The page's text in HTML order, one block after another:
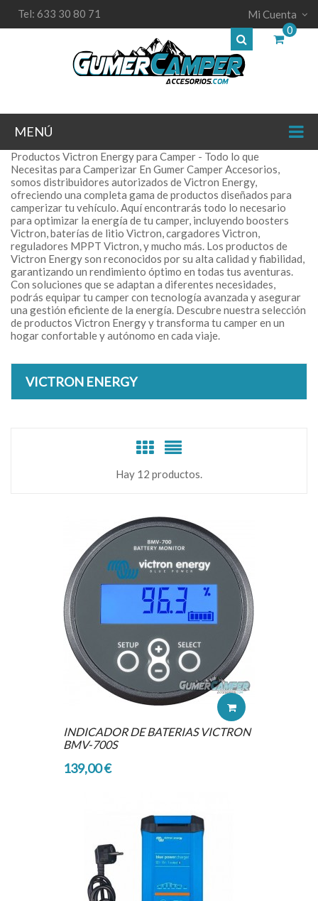
Tel: 633 30 80 71
Mi Cuenta
0
MENÚ
Productos Victron Energy para Camper - Todo lo que
Necesitas para Camperizar En Gumer Camper Accesorios,
somos distribuidores autorizados de Victron Energy,
ofreciendo una completa gama de productos diseñados para
camperizar tu vehículo. Aquí encontrarás todo lo necesario
para optimizar la energía de tu camper, incluyendo boosters
Victron, baterías de litio Victron, cargadores Victron,
reguladores MPPT Victron, y mucho más. Los productos de
Victron Energy son reconocidos por su alta calidad y fiabilidad,
garantizando un rendimiento óptimo en todas tus aventuras.
Con soluciones que se adaptan a diferentes necesidades,
podrás equipar tu camper con tecnología avanzada y asegurar
una gestión eficiente de la energía. Descubre nuestra selección
de productos Victron Energy y transforma tu camper en un
hogar confortable y autónomo en cada viaje.
VICTRON ENERGY
Hay 12 productos.
INDICADOR DE BATERIAS VICTRON
BMV-700S
139,00 €